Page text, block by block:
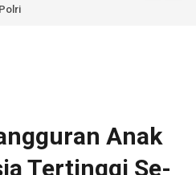
Anak
Tertinggi Se-